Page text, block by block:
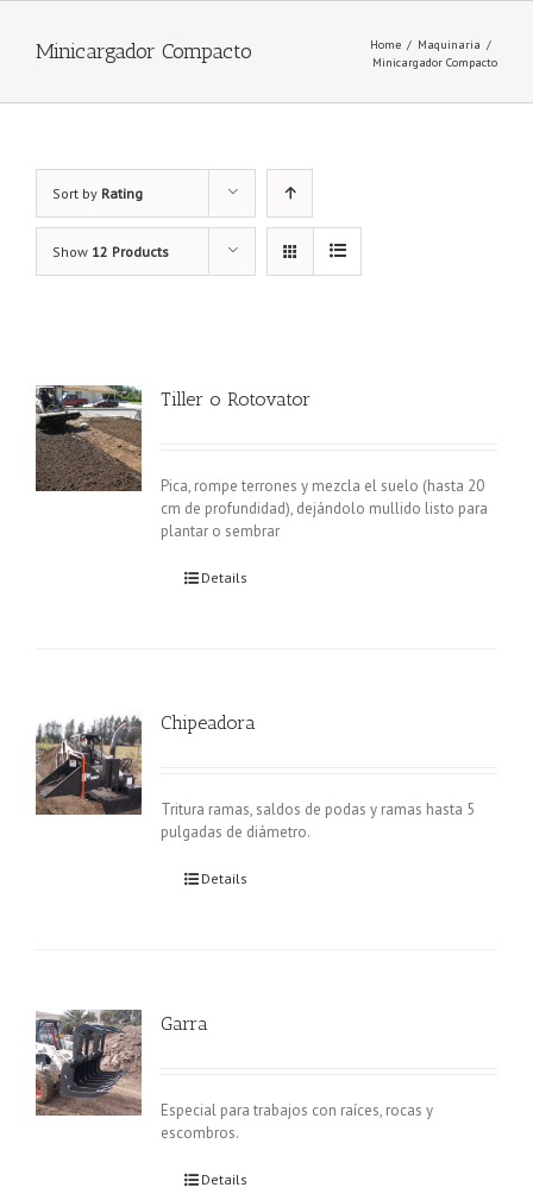
Minicargador Compacto Home / Maquinaria /
Minicargador Compacto
Sort by Rating
Show 12 Products
Tiller o Rotovator
Pica, rompe terrones y mezcla el suelo (hasta 20
cm de profundidad), dejándolo mullido listo para
plantar o sembrar
Details
Chipeadora
Tritura ramas, saldos de podas y ramas hasta 5
pulgadas de diámetro.
Details
Garra
Especial para trabajos con raíces, rocas y
escombros.
Details